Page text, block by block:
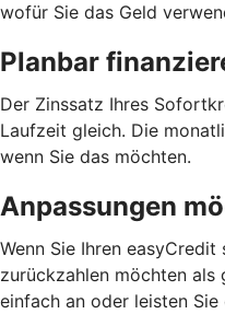
wofür Sie das Geld
Planbar
Der Zinssatz Ihres
Laufzeit gleich. Die
wenn Sie das möchten.
Anpassungen
Wenn Sie Ihren
zurückzahlen möchten als
einfach an oder leisten Sie